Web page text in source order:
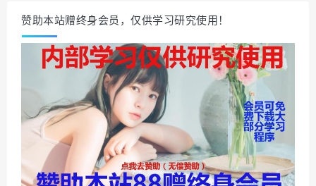
赞助本站赠终身会员，仅供学习研究使用！